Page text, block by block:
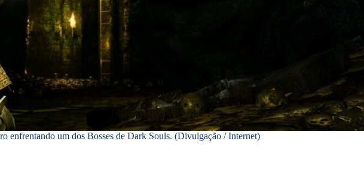
enfrentando um dos Bosses de Dark Souls. (Divulgação / Internet)